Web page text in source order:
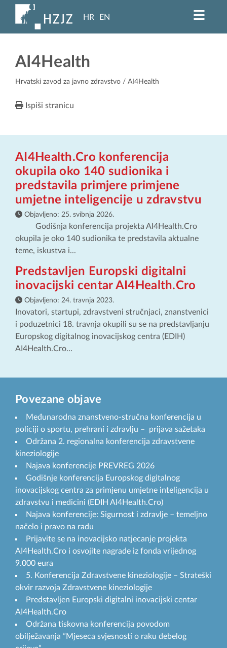
HR EN
AI4Health
Hrvatski zavod za javno zdravstvo / AI4Health
Ispiši stranicu
AI4Health.Cro konferencija
okupila oko 140 sudionika i
predstavila primjere primjene
umjetne inteligencije u zdravstvu
Objavljeno: 25. svibnja 2026.
Godišnja konferencija projekta AI4Health.Cro
okupila je oko 140 sudionika te predstavila aktualne
teme, iskustva i...
Predstavljen Europski digitalni
inovacijski centar AI4Health.Cro
Objavljeno: 24. travnja 2023.
Inovatori, startupi, zdravstveni stručnjaci, znanstvenici
i poduzetnici 18. travnja okupili su se na predstavljanju
Europskog digitalnog inovacijskog centra (EDIH)
AI4Health.Cro...
Povezane objave
Međunarodna znanstveno-stručna konferencija u
policiji o sportu, prehrani i zdravlju – prijava sažetaka
Održana 2. regionalna konferencija zdravstvene
kineziologije
Najava konferencije PREVREG 2026
Godišnje konferencija Europskog digitalnog
inovacijskog centra za primjenu umjetne inteligencija u
zdravstvu i medicini (EDIH AI4Health.Cro)
Najava konferencije: Sigurnost i zdravlje – temeljno
načelo i pravo na radu
Prijavite se na inovacijsko natjecanje projekta
AI4Health.Cro i osvojite nagrade iz fonda vrijednog
9.000 eura
5. Konferencija Zdravstvene kineziologije – Strateški
okvir razvoja Zdravstvene kineziologije
Predstavljen Europski digitalni inovacijski centar
AI4Health.Cro
Održana tiskovna konferencija povodom
obilježavanja ”Mjeseca svjesnosti o raku debelog